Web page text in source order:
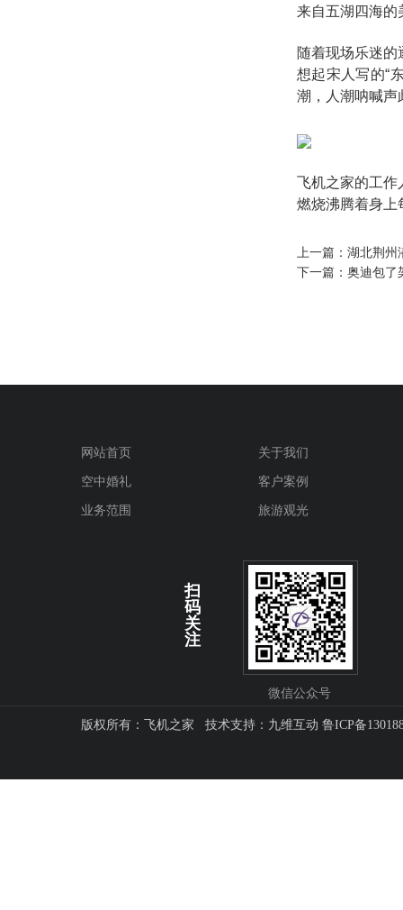
来自五湖四海的
随着现场乐迷
想起宋人写的“
潮，人潮呐喊声
飞机之家的工作
燃烧沸腾着身上
上一篇： 湖北荆州
下一篇： 奥迪包了
网站首页
关于我们
空中婚礼
客户案例
业务范围
旅游观光
扫
码
关
注
微信公众号
版权所有：飞机之家 技术支持： 九维互动 鲁ICP备